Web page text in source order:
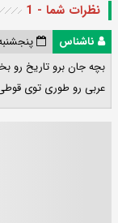
نظرات شما - 1
ناشناس
پنجشنبه ۱۴ خرداد ۱۴۰۵
عربی رو طوری توی